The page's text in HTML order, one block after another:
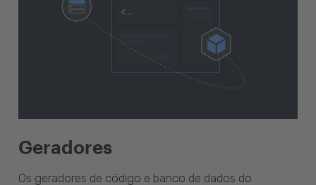
Geradores
Os geradores de código e banco de dados do